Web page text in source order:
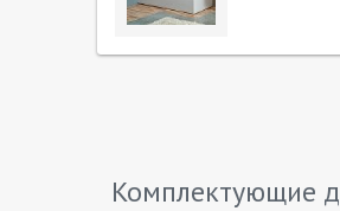
Комплектующие